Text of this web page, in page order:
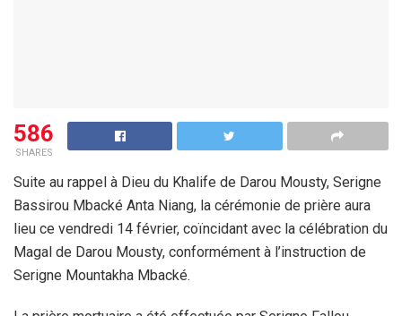
586
SHARES
Suite au rappel à Dieu du Khalife de Darou Mousty, Serigne
Bassirou Mbacké Anta Niang, la cérémonie de prière aura
lieu ce vendredi 14 février, coïncidant avec la célébration du
Magal de Darou Mousty, conformément à l’instruction de
Serigne Mountakha Mbacké.